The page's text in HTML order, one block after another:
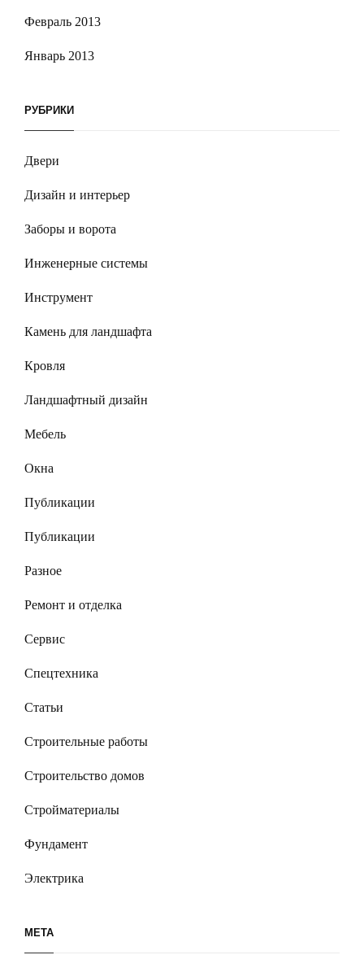
Февраль 2013
Январь 2013
РУБРИКИ
Двери
Дизайн и интерьер
Заборы и ворота
Инженерные системы
Инструмент
Камень для ландшафта
Кровля
Ландшафтный дизайн
Мебель
Окна
Публикации
Публикации
Разное
Ремонт и отделка
Сервис
Спецтехника
Статьи
Строительные работы
Строительство домов
Стройматериалы
Фундамент
Электрика
МЕТА